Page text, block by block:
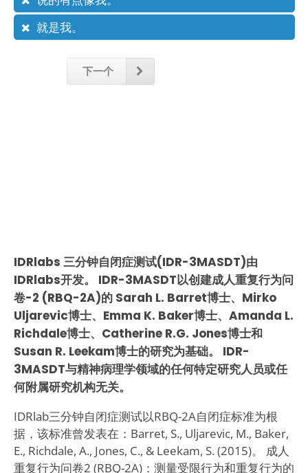
就是我。
下一个
IDRlabs 三分钟自闭症测试(IDR-3MASDT)由
IDRlabs开发。 IDR-3MASDT以创建成人重复行为问
卷-2 (RBQ-2A)的 Sarah L. Barret博士、Mirko
Uljarevic博士、Emma K. Baker博士、Amanda L.
Richdale博士、Catherine R.G. Jones博士和
Susan R. Leekam博士的研究为基础。 IDR-
3MASDT与精神病理学领域的任何特定研究人员或任
何附属研究机构无关。
IDRlab三分钟自闭症测试以RBQ-2A自闭症标准为根
据，该标准曾发表在：Barret, S., Uljarevic, M., Baker,
E., Richdale, A., Jones, C., & Leekam, S. (2015)。 成人
重复行为问卷2 (RBQ-2A)：测量受限行为和重复行为的